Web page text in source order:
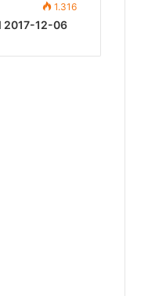
1.316
2017-12-06